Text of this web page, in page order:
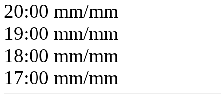
20:00 mm/mm
19:00 mm/mm
18:00 mm/mm
17:00 mm/mm